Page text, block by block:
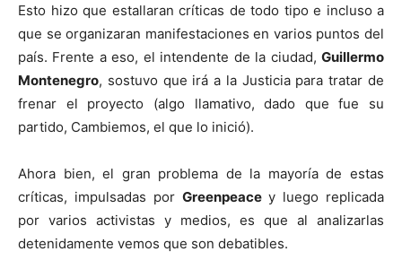
Esto hizo que estallaran críticas de todo tipo e incluso a
que se organizaran manifestaciones en varios puntos del
país. Frente a eso, el intendente de la ciudad, Guillermo
Montenegro, sostuvo que irá a la Justicia para tratar de
frenar el proyecto (algo llamativo, dado que fue su
partido, Cambiemos, el que lo inició).
Ahora bien, el gran problema de la mayoría de estas
críticas, impulsadas por Greenpeacey luego replicada
por varios activistas y medios, es que al analizarlas
detenidamente vemos que son debatibles.